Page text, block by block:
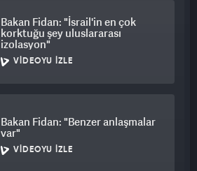
Bakan Fidan: "İsrail'in en çok
korktuğu şey uluslararası
izolasyon"
VIDEOYU İZLE
Bakan Fidan: "Benzer anlaşmalar
var"
VIDEOYU İZLE